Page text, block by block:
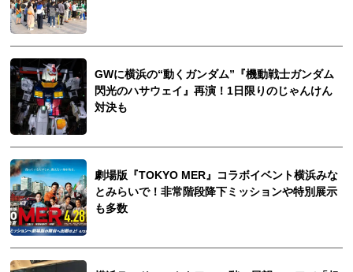
GWに横浜の“動くガンダム”『機動戦士ガンダム
閃光のハサウェイ』再演！1日限りのじゃんけん
対決も
劇場版『TOKYO MER』コラボイベント横浜みな
とみらいで！非常階段降下ミッションや特別展示
も多数